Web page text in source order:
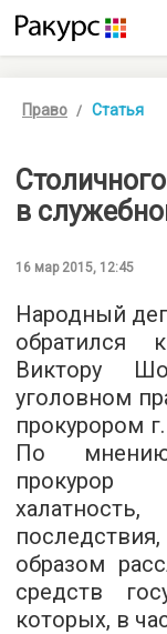
Право Статья
в
16 мар 2015, 12:45
Народный
обратился
Виктору
уголовном
прокурором
По мнению
образом
средств
которых, в